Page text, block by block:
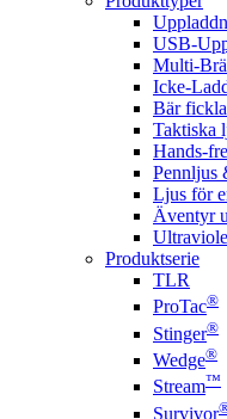
USB-
Multi-
Icke-
Bär
Taktiska
Hands-
Pennljus
Ljus för
Äventyr
Produktserie
TLR
ProTac®
Stinger®
Wedge®
Stream™
Survivor